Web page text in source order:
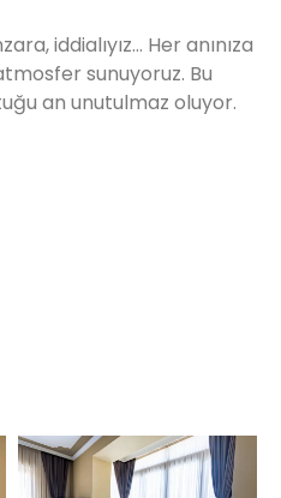
iddialıyız… Her anınıza
sunuyoruz. Bu
an unutulmaz oluyor.